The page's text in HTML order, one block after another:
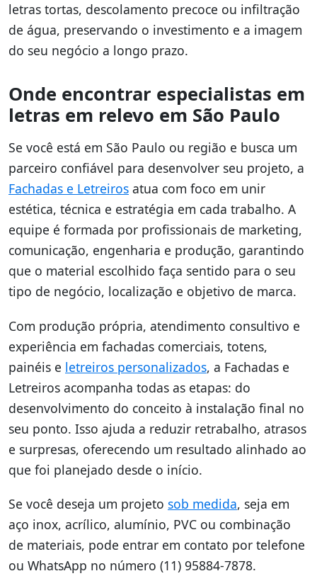
letras tortas, descolamento precoce ou infiltração
de água, preservando o investimento e a imagem
do seu negócio a longo prazo.
Onde encontrar especialistas em
letras em relevo em São Paulo
Se você está em São Paulo ou região e busca um
parceiro confiável para desenvolver seu projeto, a
Fachadas e Letreiros atua com foco em unir
estética, técnica e estratégia em cada trabalho. A
equipe é formada por profissionais de marketing,
comunicação, engenharia e produção, garantindo
que o material escolhido faça sentido para o seu
tipo de negócio, localização e objetivo de marca.
Com produção própria, atendimento consultivo e
experiência em fachadas comerciais, totens,
painéis e letreiros personalizados, a Fachadas e
Letreiros acompanha todas as etapas: do
desenvolvimento do conceito à instalação final no
seu ponto. Isso ajuda a reduzir retrabalho, atrasos
e surpresas, oferecendo um resultado alinhado ao
que foi planejado desde o início.
Se você deseja um projeto sob medida, seja em
aço inox, acrílico, alumínio, PVC ou combinação
de materiais, pode entrar em contato por telefone
ou WhatsApp no número (11) 95884-7878.